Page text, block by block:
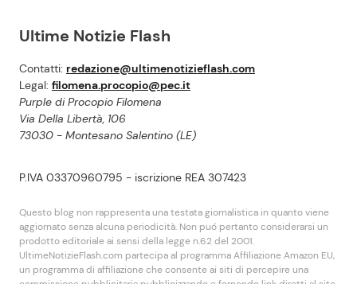
Ultime Notizie Flash
Contatti: redazione@ultimenotizieflash.com
Legal: filomena.procopio@pec.it
Purple di Procopio Filomena
Via Della Libertà, 106
73030 - Montesano Salentino (LE)
P.IVA 03370960795 - iscrizione REA 307423
Questo blog non rappresenta una testata giornalistica in quanto viene
aggiornato senza alcuna periodicità. Non puó pertanto considerarsi un
prodotto editoriale ai sensi della legge n.62 del 2001.
UltimeNotizieFlash.com partecipa al programma Affiliazione Amazon EU,
un programma di affiliazione che consente ai siti di percepire una